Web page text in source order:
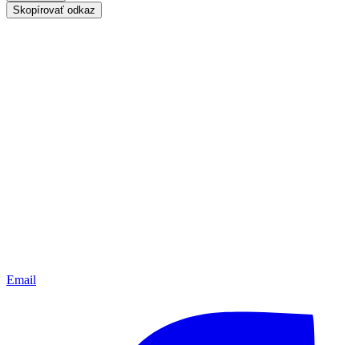
Skopírovať odkaz
Email